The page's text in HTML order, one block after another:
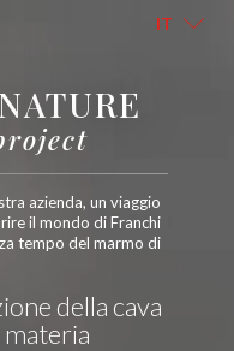
IT
azienda, un viaggio
il mondo di Franchi
tempo del marmo di
della cava